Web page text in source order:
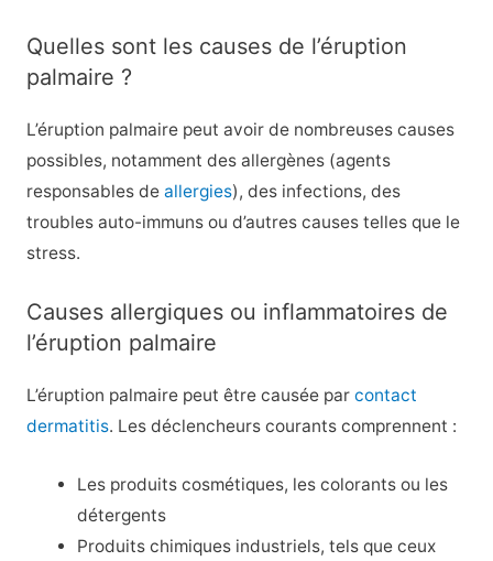
Quelles sont les causes de l’éruption
palmaire ?
L’éruption palmaire peut avoir de nombreuses causes
possibles, notamment des allergènes (agents
responsables de allergies), des infections, des
troubles auto-immuns ou d’autres causes telles que le
stress.
Causes allergiques ou inflammatoires de
l’éruption palmaire
L’éruption palmaire peut être causée par contact
dermatitis. Les déclencheurs courants comprennent :
Les produits cosmétiques, les colorants ou les
détergents
Produits chimiques industriels, tels que ceux